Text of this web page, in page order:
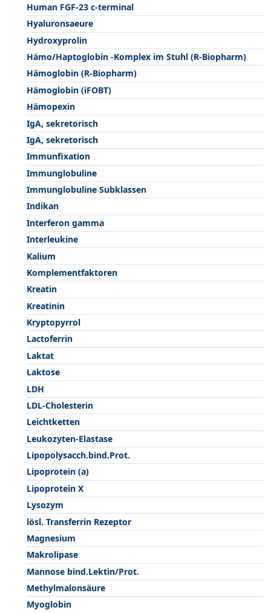
Human FGF-23 c-terminal
Hyaluronsaeure
Hydroxyprolin
Hämo/Haptoglobin -Komplex im Stuhl (R-Biopharm)
Hämoglobin (R-Biopharm)
Hämoglobin (iFOBT)
Hämopexin
IgA, sekretorisch
IgA, sekretorisch
Immunfixation
Immunglobuline
Immunglobuline Subklassen
Indikan
Interferon gamma
Interleukine
Kalium
Komplementfaktoren
Kreatin
Kreatinin
Kryptopyrrol
Lactoferrin
Laktat
Laktose
LDH
LDL-Cholesterin
Leichtketten
Leukozyten-Elastase
Lipopolysacch.bind.Prot.
Lipoprotein (a)
Lipoprotein X
Lysozym
lösl. Transferrin Rezeptor
Magnesium
Makrolipase
Mannose bind.Lektin/Prot.
Methylmalonsäure
Myoglobin